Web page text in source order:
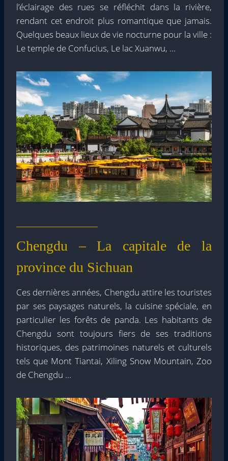
l’éclairage des rues se réfléchit dans la rivière,
rendant cet endroit plus romantique que jamais.
Quelques beaux lieux de vie nocturne pour la ville :
Le temple de Confucius, Le lac Xuanwu, …
Chengdu – La capitale de la
province du Sichuan
Ces dernières années, Chengdu attire les touristes
par ses paysages naturels, la cuisine spéciale, en
particulier les forêts de panda. Les habitants de
Chengdu sont toujours fiers de ses traditions
historiques, des patrimoines naturels et culturels
tels que Mont Tiantai, Xiling Snow Mountain, Zoo
de Chengdu …